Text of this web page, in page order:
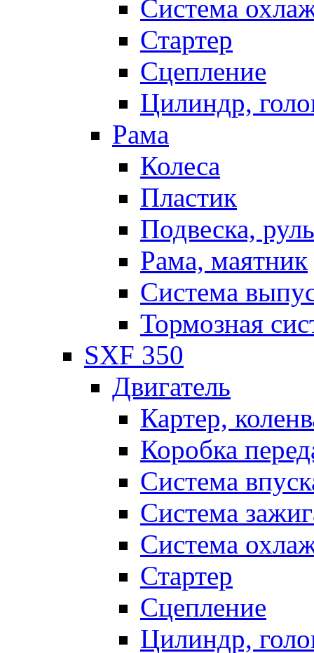
Система
Стартер
Сцепление
Цилиндр,
Рама
Колеса
Пластик
Подвеска, руль
Рама, маятник
Система
Тормозная
SXF 350
Двигатель
Картер,
Коробка
Система
Система
Система
Стартер
Сцепление
Цилиндр,